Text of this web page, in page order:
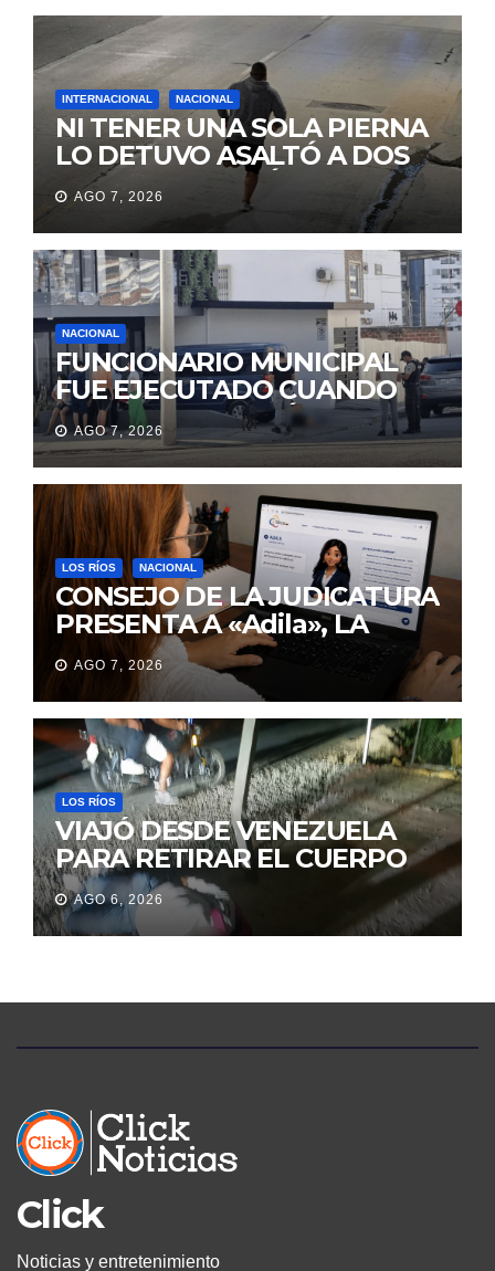
INTERNACIONAL NACIONAL
NI TENER UNA SOLA PIERNA
LO DETUVO ASALTÓ A DOS
MUJERES Y HUYÓ
BRINCANDO.
AGO 7, 2026
NACIONAL
FUNCIONARIO MUNICIPAL
FUE EJECUTADO CUANDO
IBA A UNA REUNIÓN DE
TRABAJO EN MANTA
AGO 7, 2026
LOS RÍOS NACIONAL
CONSEJO DE LA JUDICATURA
PRESENTA A «Adila», LA
ASISTENTE VIRTUAL QUE
ORIENTA A LA CIUDADANÍA
SOBRE TRÁMITES
JUDICIALES
AGO 7, 2026
LOS RÍOS
VIAJÓ DESDE VENEZUELA
PARA RETIRAR EL CUERPO
DE SU MARIDO QUE
PERMANECIÓ SEIS DÍAS EN
LA MORGUE
AGO 6, 2026
Click
Noticias y entretenimiento